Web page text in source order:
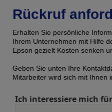
Rückruf
Erhalten Sie persönliche
Ihrem Unternehmen mit Hilfe
Epson gezielt Kosten senken
Geben Sie unten Ihre
Mitarbeiter wird sich mit Ihnen
Ich interessiere mich